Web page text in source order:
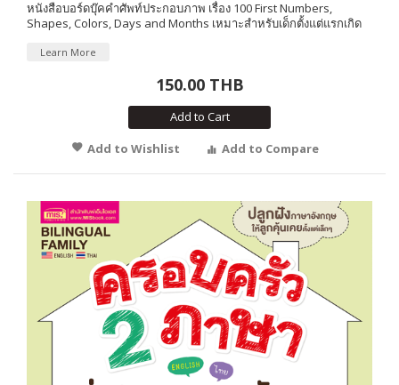
หนังสือบอร์ดบุ๊คคำศัพท์ประกอบภาพ เรื่อง 100 First Numbers,
Shapes, Colors, Days and Months เหมาะสำหรับเด็กตั้งแต่แรกเกิด
Learn More
150.00 THB
Add to Cart
Add to Wishlist
Add to Compare